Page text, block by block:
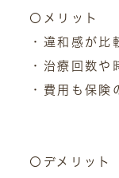
〇メリット
・違和感が比
・治療回数や
・費用も保険
〇デメリット